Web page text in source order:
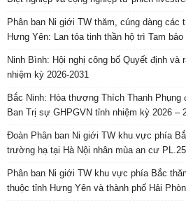
Phân ban Ni giới TW thăm, cúng dàng các
Hưng Yên: Lan tỏa tinh thần hộ trì Tam bảo
Ninh Bình: Hội nghị công bố Quyết định và
nhiệm kỳ 2026-2031
Bắc Ninh: Hòa thượng Thích Thanh
Ban Trị sự GHPGVN tỉnh nhiệm kỳ 2026 –
Đoàn Phân ban Ni giới TW khu vực phía
trường hạ tại Hà Nội nhân mùa an cư
Phân ban Ni giới TW khu vực phía Bắc
thuộc tỉnh Hưng Yên và thành phố Hải